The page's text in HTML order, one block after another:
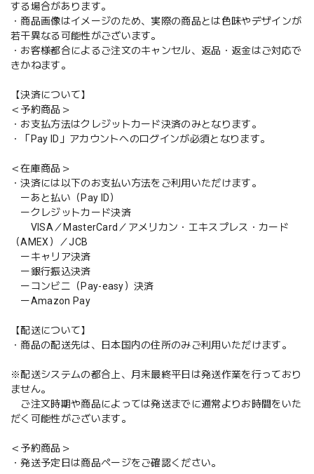
する場合があります。
・商品画像はイメージのため、実際の商品とは色味やデザインが
若干異なる可能性がございます。
・お客様都合によるご注文のキャンセル、返品・返金はご対応で
きかねます。
【決済について】
＜予約商品＞
・お支払方法はクレジットカード決済のみとなります。
・「Pay ID」アカウントへのログインが必須となります。
＜在庫商品＞
・決済には以下のお支払い方法をご利用いただけます。
ーあと払い（Pay ID）
ークレジットカード決済
VISA／MasterCard／アメリカン・エキスプレス・カード
（AMEX）／JCB
ーキャリア決済
ー銀行振込決済
ーコンビニ（Pay-easy）決済
ーAmazon Pay
【配送について】
・商品の配送先は、日本国内の住所のみご利用いただけます。
※配送システムの都合上、月末最終平日は発送作業を行っており
ません。
ご注文時期や商品によっては発送までに通常よりお時間をいた
だく可能性がございます。
＜予約商品＞
・発送予定日は商品ページをご確認ください。